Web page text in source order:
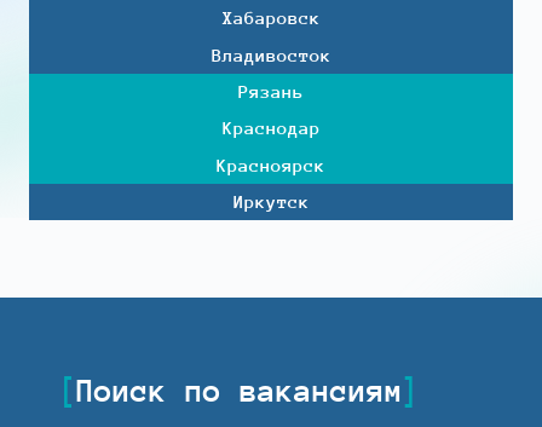
Хабаровск
Владивосток
Рязань
Краснодар
Красноярск
Иркутск
Поиск по вакансиям